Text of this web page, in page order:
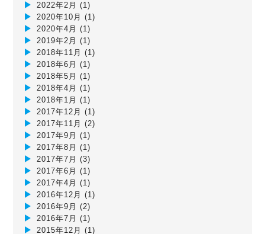
2022年2月 (1)
2020年10月 (1)
2020年4月 (1)
2019年2月 (1)
2018年11月 (1)
2018年6月 (1)
2018年5月 (1)
2018年4月 (1)
2018年1月 (1)
2017年12月 (1)
2017年11月 (2)
2017年9月 (1)
2017年8月 (1)
2017年7月 (3)
2017年6月 (1)
2017年4月 (1)
2016年12月 (1)
2016年9月 (2)
2016年7月 (1)
2015年12月 (1)